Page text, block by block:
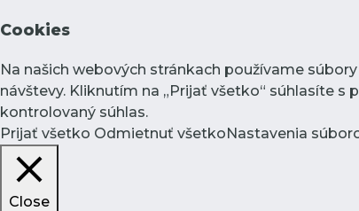
Cookies
Na našich webových stránkach používame
návštevy. Kliknutím na „Prijať všetko“ súhlasíte
kontrolovaný súhlas.
Prijať všetko Odmietnuť všetkoNastavenia
Close